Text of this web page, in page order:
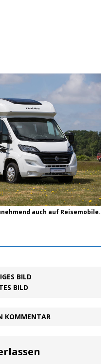
auch auf Reisemobile.
BILD
BILD
KOMMENTAR